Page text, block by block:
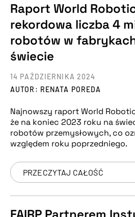
Raport World
rekordowa liczba 4
robotów w
świecie
AUTOR: RENATA POREDA
14 PAŹDZIERNIKA 2024
Najnowszy raport World
że na koniec 2023 roku na
robotów przemysłowych, co
względem roku poprzedniego.
PRZECZYTAJ CAŁOŚĆ